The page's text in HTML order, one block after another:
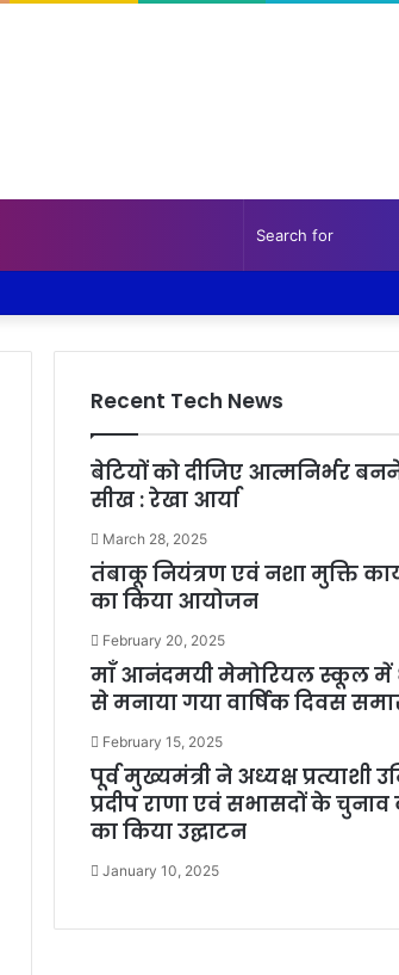
Sidebar
Recent Tech News
बेटियों को दीजिए आत्मनिर्भर
सीख : रेखा आर्या
March 28, 2025
तंबाकू नियंत्रण एवं नशा मुक्ति
का किया आयोजन
February 20, 2025
माँ आनंदमयी मेमोरियल स्कूल में
से मनाया गया वार्षिक दिवस
February 15, 2025
पूर्व मुख्यमंत्री ने अध्यक्ष प्रत्याशी
प्रदीप राणा एवं सभासदों के चुनाव
का किया उद्घाटन
January 10, 2025